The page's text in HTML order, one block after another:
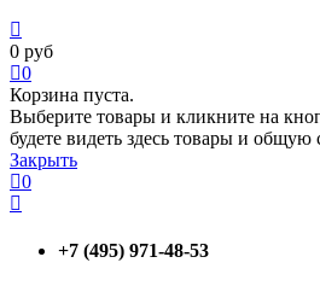
0 руб
0
Корзина пуста.
Выберите товары и кликните на
будете видеть здесь товары и общую
Закрыть
0
+7 (495) 971-48-53